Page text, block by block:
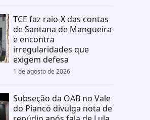
TCE faz raio-X das contas
de Santana de Mangueira
e encontra
irregularidades que
exigem defesa
1 de agosto de 2026
Subseção da OAB no Vale
do Piancó divulga nota de